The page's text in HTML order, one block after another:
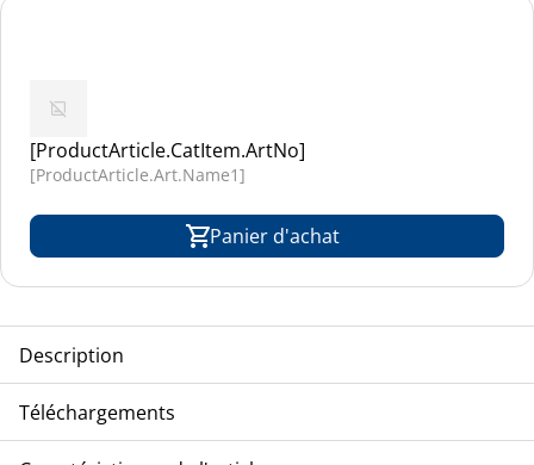
[ProductArticle.CatItem.ArtNo]
[ProductArticle.Art.Name1]
Panier d'achat
Description
[ProductArticle.Art.Name3] [ProductArticle.ArtText.Text1]
Téléchargements